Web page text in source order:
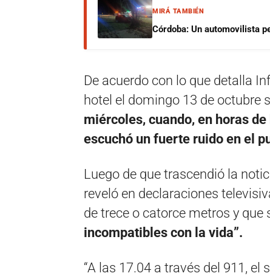
MIRÁ TAMBIÉN
Córdoba: Un automovilista
De acuerdo con lo que detalla
hotel el domingo 13 de octubre
miércoles, cuando, en horas
escuchó un fuerte ruido en el
Luego de que trascendió la
reveló en declaraciones
de trece o catorce metros y que
incompatibles con la vida”.
“A las 17.04 a través del 911,